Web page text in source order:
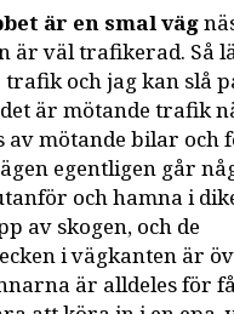
är en smal väg
är väl trafikerad. Så
och jag kan slå
är mötande trafik
av mötande bilar och
egentligen går
och hamna i
av skogen, och de
i vägkanten är
är alldeles för